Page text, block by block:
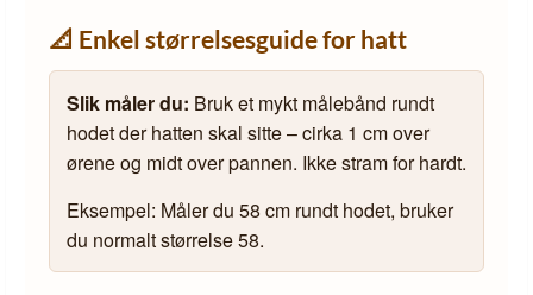
📐 Enkel størrelsesguide for hatt
Slik måler du: Bruk et mykt målebånd rundt
hodet der hatten skal sitte – cirka 1 cm over
ørene og midt over pannen. Ikke stram for hardt.
Eksempel: Måler du 58 cm rundt hodet, bruker
du normalt størrelse 58.